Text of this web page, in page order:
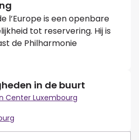
l’Europe is een openbare
tot reservering. Hij is
de Philharmonie
in de buurt
Center Luxembourg